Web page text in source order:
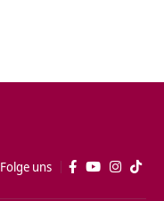
Folge uns